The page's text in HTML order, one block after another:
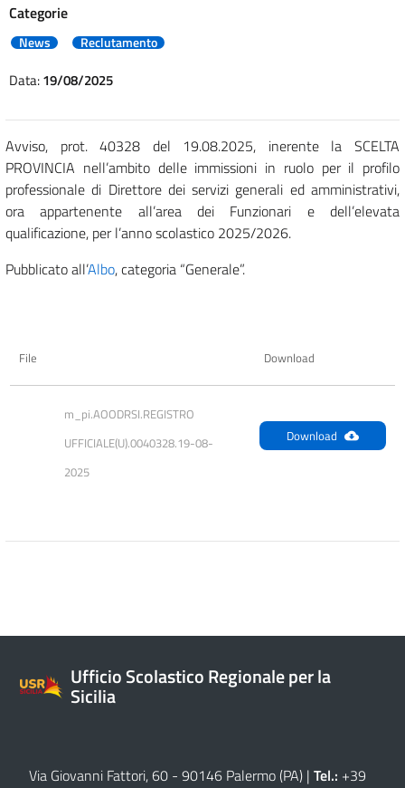
Categorie
News Reclutamento
Data:19/08/2025
Avviso, prot. 40328 del 19.08.2025, inerente la SCELTA
PROVINCIA nell’ambito delle immissioni in ruolo per il profilo
professionale di Direttore dei servizi generali ed amministrativi,
ora appartenente all’area dei Funzionari e dell’elevata
qualificazione, per l’anno scolastico 2025/2026.
Pubblicato all’Albo, categoria “Generale”.
File Download
m_pi.AOODRSI.REGISTRO
UFFICIALE(U).0040328.19-08-
2025
Download
Ufficio Scolastico Regionale per la
Sicilia
Via Giovanni Fattori, 60 - 90146 Palermo (PA) | Tel.: +39